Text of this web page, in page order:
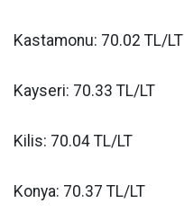
Kastamonu: 70.02 TL/LT
Kayseri: 70.33 TL/LT
Kilis: 70.04 TL/LT
Konya: 70.37 TL/LT